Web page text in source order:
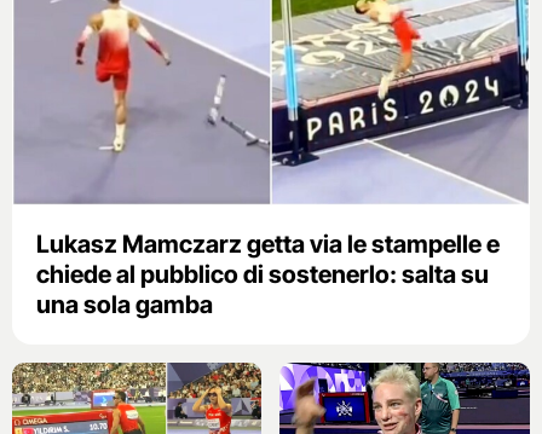
Lukasz Mamczarz getta via le stampelle e
chiede al pubblico di sostenerlo: salta su
una sola gamba